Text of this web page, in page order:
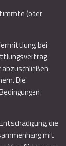
(oder
bei
Die
die
mit